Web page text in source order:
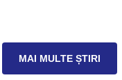
MAI MULTE ȘTIRI